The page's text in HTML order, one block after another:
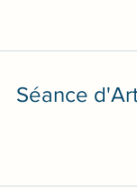
Séance